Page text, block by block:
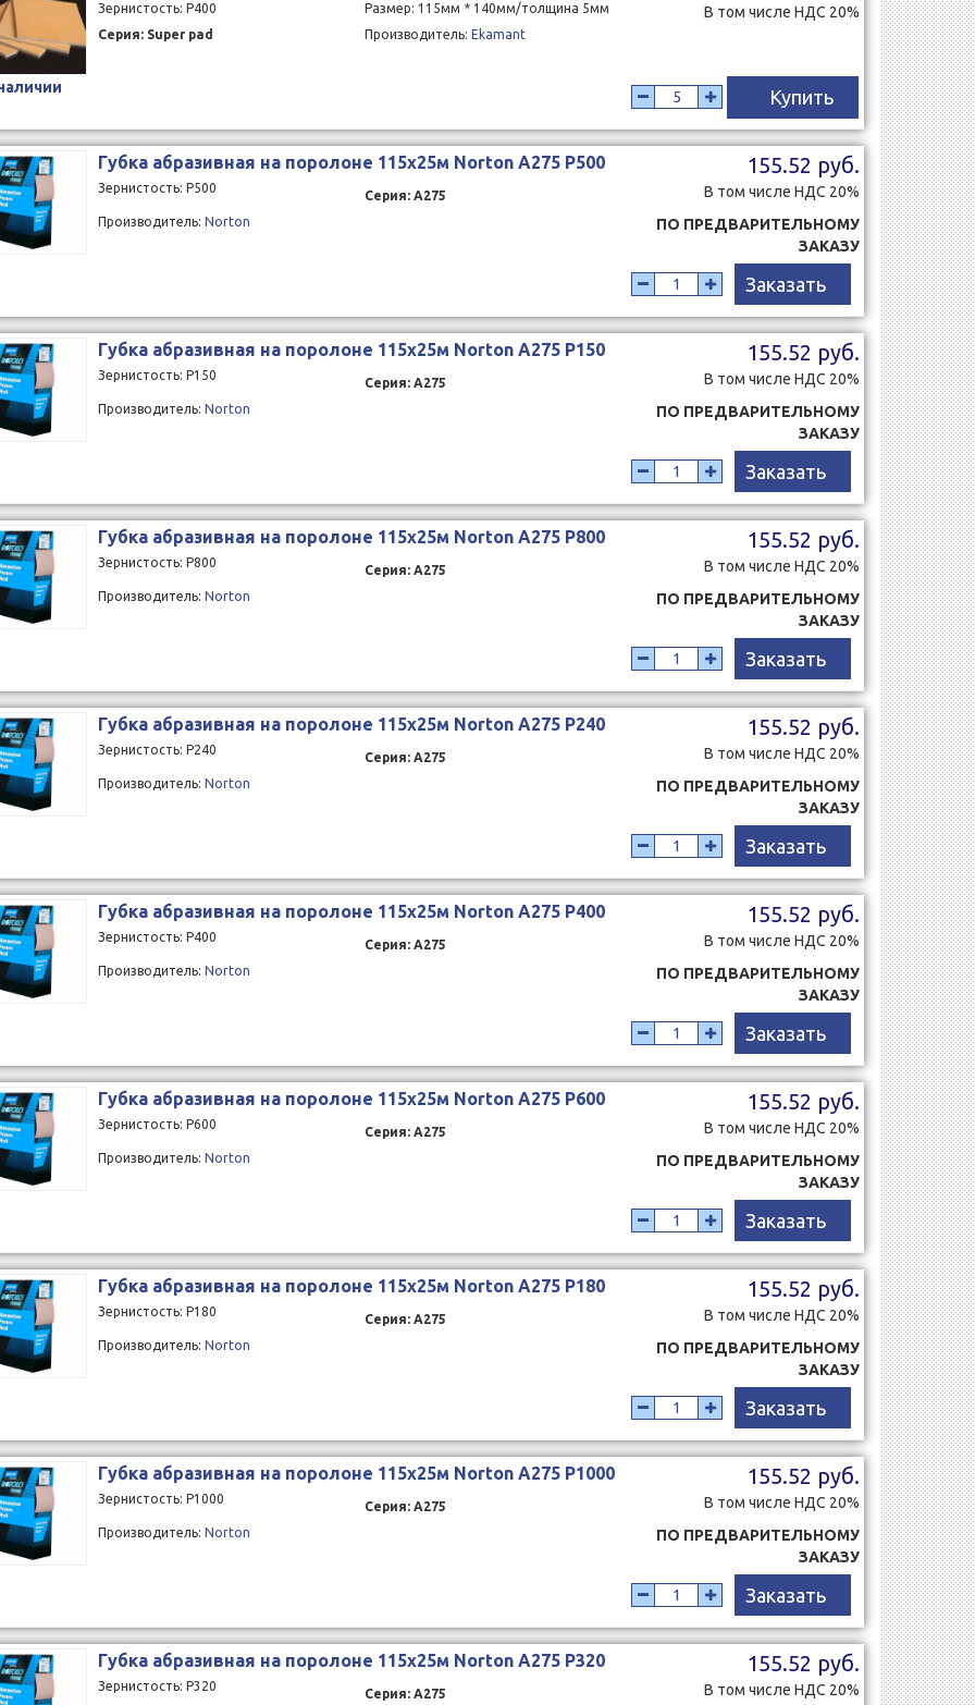
Зернистость: P400
Размер: 115мм * 140мм/толщина 5мм
Серия: Super pad
Производитель:Ekamant
В том числе НДС 20%
Купить
Губка абразивная на поролоне 115x25м Norton A275 Р500
Зернистость: P500
Серия: A275
Производитель:Norton
155.52 руб.
В том числе НДС 20%
ПО ПРЕДВАРИТЕЛЬНОМУ
ЗАКАЗУ
Заказать
Губка абразивная на поролоне 115x25м Norton A275 Р150
Зернистость: P150
Серия: A275
Производитель:Norton
155.52 руб.
В том числе НДС 20%
ПО ПРЕДВАРИТЕЛЬНОМУ
ЗАКАЗУ
Заказать
Губка абразивная на поролоне 115x25м Norton A275 Р800
Зернистость: P800
Серия: A275
Производитель:Norton
155.52 руб.
В том числе НДС 20%
ПО ПРЕДВАРИТЕЛЬНОМУ
ЗАКАЗУ
Заказать
Губка абразивная на поролоне 115x25м Norton A275 Р240
Зернистость: P240
Серия: A275
Производитель:Norton
155.52 руб.
В том числе НДС 20%
ПО ПРЕДВАРИТЕЛЬНОМУ
ЗАКАЗУ
Заказать
Губка абразивная на поролоне 115x25м Norton A275 Р400
Зернистость: P400
Серия: A275
Производитель:Norton
155.52 руб.
В том числе НДС 20%
ПО ПРЕДВАРИТЕЛЬНОМУ
ЗАКАЗУ
Заказать
Губка абразивная на поролоне 115x25м Norton A275 Р600
Зернистость: P600
Серия: A275
Производитель:Norton
155.52 руб.
В том числе НДС 20%
ПО ПРЕДВАРИТЕЛЬНОМУ
ЗАКАЗУ
Заказать
Губка абразивная на поролоне 115x25м Norton A275 Р180
Зернистость: P180
Серия: A275
Производитель:Norton
155.52 руб.
В том числе НДС 20%
ПО ПРЕДВАРИТЕЛЬНОМУ
ЗАКАЗУ
Заказать
Губка абразивная на поролоне 115x25м Norton A275 Р1000
Зернистость: P1000
Серия: A275
Производитель:Norton
155.52 руб.
В том числе НДС 20%
ПО ПРЕДВАРИТЕЛЬНОМУ
ЗАКАЗУ
Заказать
Губка абразивная на поролоне 115x25м Norton A275 Р320
Зернистость: P320
Серия: A275
155.52 руб.
В том числе НДС 20%